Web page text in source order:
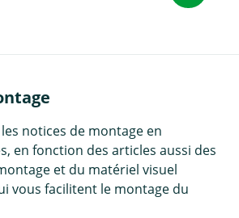
notices de montage en
en fonction des articles aussi des
et du matériel visuel
vous facilitent le montage du